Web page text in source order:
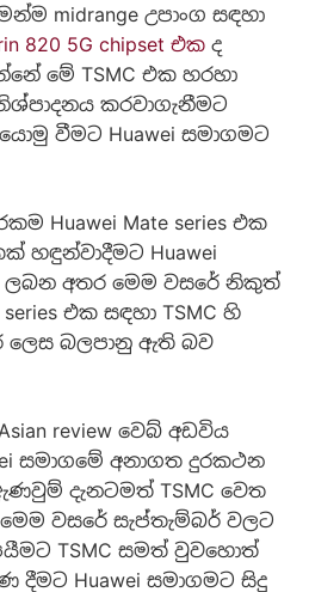
midrange උපාංග සඳහා
820 5G chipset එකද
මේ TSMC එක හරහා
කරවාගැනීමට
වීමට Huawei සමාගමට
Huawei Mate series එක
හඳුන්වාදීමට Huawei
අතර මෙම වසරේ නිකුත්
එක සඳහා TSMC හි
බලපානු ඇති බව
review වෙබ් අඩවිය
සමාගමේ අනාගත දුරකථන
දැනටමත් TSMC වෙත
වසරේ සැප්තැම්බර් වලට
TSMC සමත් වුවහොත්
Huawei සමාගමට සිදු